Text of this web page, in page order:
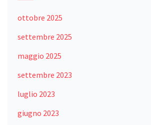
ottobre 2025
settembre 2025
maggio 2025
settembre 2023
luglio 2023
giugno 2023